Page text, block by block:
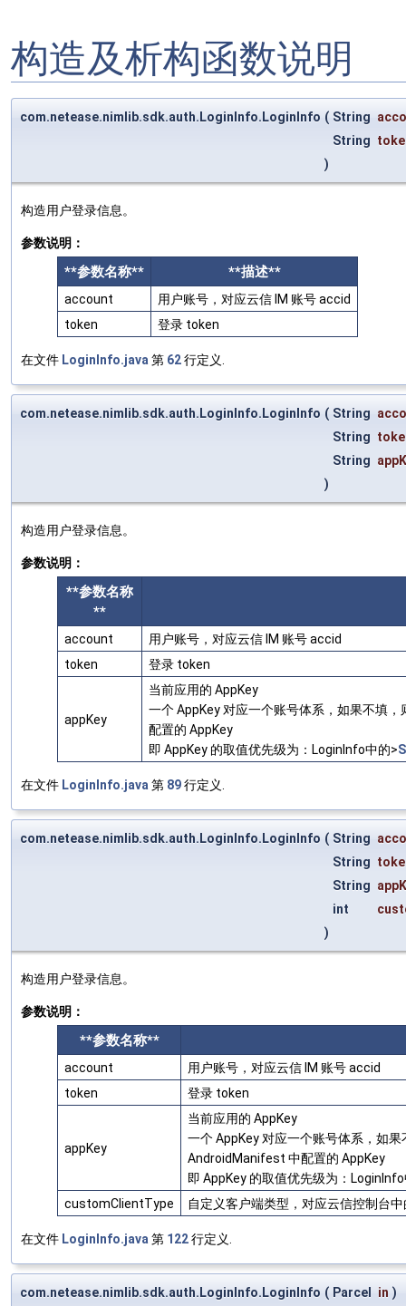
构造及析构函数说明
com.netease.nimlib.sdk.auth.LoginInfo.LoginInfo ( String
String
)
构造用户登录信息。
参数说明：
**参数名称** **描述**
account
用户账号，对应云信 IM 账号 accid
token
登录 token
在文件 LoginInfo.java第 62行定义.
com.netease.nimlib.sdk.auth.LoginInfo.LoginInfo ( String
String
String
)
构造用户登录信息。
参数说明：
**参数名称
**
account
用户账号，对应云信 IM 账号 accid
token
登录 token
appKey
当前应用的 AppKey
一个 AppKey 对应一个账号体系，如果不填
配置的 AppKey
即 AppKey 的取值优先级为：LoginInfo中的>
在文件 LoginInfo.java第 89行定义.
com.netease.nimlib.sdk.auth.LoginInfo.LoginInfo ( String
String
String
int
)
构造用户登录信息。
参数说明：
**参数名称**
account
用户账号，对应云信 IM 账号 accid
token
登录 token
appKey
当前应用的 AppKey
一个 AppKey 对应一个账号体系，如
AndroidManifest 中配置的 AppKey
即 AppKey 的取值优先级为：
customClientType
自定义客户端类型，对应云信控制台
在文件 LoginInfo.java第 122行定义.
com.netease.nimlib.sdk.auth.LoginInfo.LoginInfo ( Parcel in )